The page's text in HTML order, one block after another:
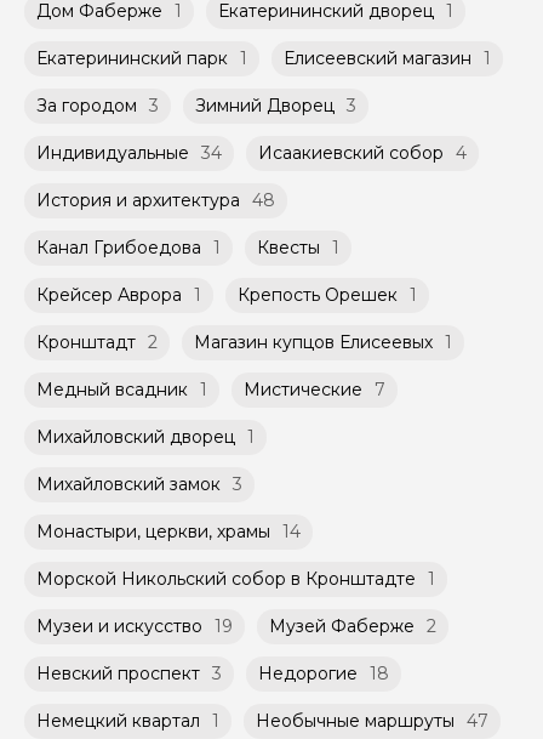
Дом Фаберже 1 Екатерининский дворец 1
Екатерининский парк 1 Елисеевский магазин 1
За городом 3 Зимний Дворец 3
Индивидуальные 34 Исаакиевский собор 4
История и архитектура 48
Канал Грибоедова 1 Квесты 1
Крейсер Аврора 1 Крепость Орешек 1
Кронштадт 2 Магазин купцов Елисеевых 1
Медный всадник 1 Мистические 7
Михайловский дворец 1
Михайловский замок 3
Монастыри, церкви, храмы 14
Морской Никольский собор в Кронштадте 1
Музеи и искусство 19 Музей Фаберже 2
Невский проспект 3 Недорогие 18
Немецкий квартал 1 Необычные маршруты 47